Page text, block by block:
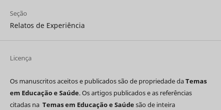
Seção
Relatos de Experiência
Licença
Os manuscritos aceitos e publicados são de propriedade daTemas
em Educação e Saúde. Os artigos publicados e as referências
citadas na Temas em Educação e Saúde são de inteira